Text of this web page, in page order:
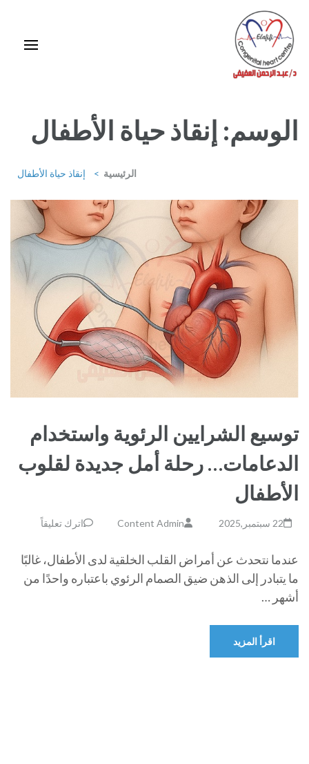
المحتوى
(اضغط
Enter)
الوسم: إنقاذ حياة الأطفال
الرئيسية > إنقاذ حياة الأطفال
توسيع الشرايين الرئوية واستخدام
الدعامات… رحلة أمل جديدة لقلوب
الأطفال
22 سبتمبر,2025 Content Admin اترك تعليقاً
عندما نتحدث عن أمراض القلب الخلقية لدى الأطفال، غالبًا
ما يتبادر إلى الذهن ضيق الصمام الرئوي باعتباره واحدًا من
أشهر …
اقرأ المزيد